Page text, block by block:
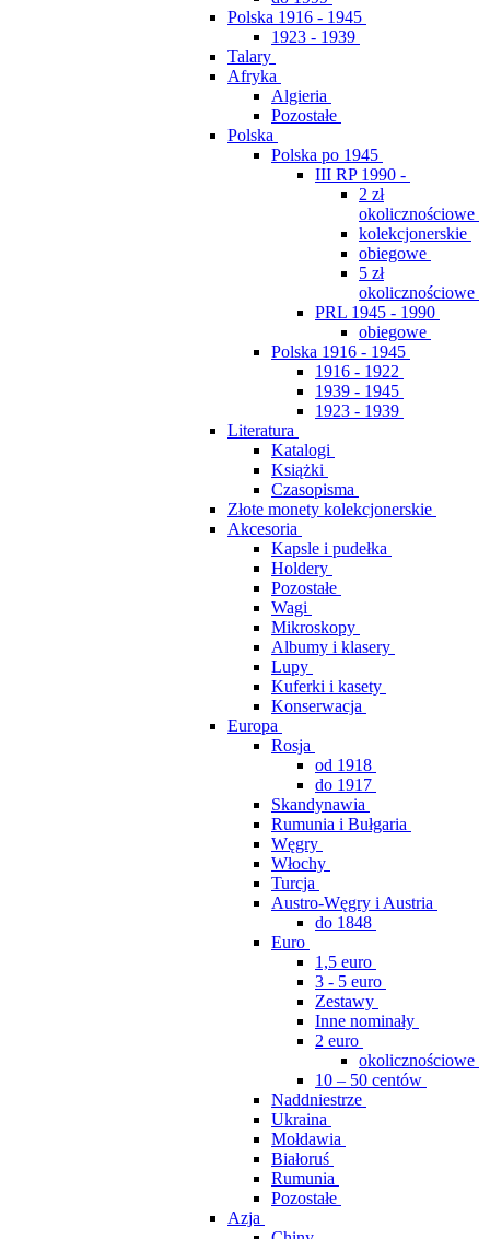
Polska 1916 - 1945
1923 - 1939
Talary
Afryka
Algieria
Pozostałe
Polska
Polska po 1945
III RP 1990 -
2 zł
okolicznościowe
kolekcjonerskie
obiegowe
5 zł
okolicznościowe
PRL 1945 - 1990
obiegowe
Polska 1916 - 1945
1916 - 1922
1939 - 1945
1923 - 1939
Literatura
Katalogi
Książki
Czasopisma
Złote monety kolekcjonerskie
Akcesoria
Kapsle i pudełka
Holdery
Pozostałe
Wagi
Mikroskopy
Albumy i klasery
Lupy
Kuferki i kasety
Konserwacja
Europa
Rosja
od 1918
do 1917
Skandynawia
Rumunia i Bułgaria
Węgry
Włochy
Turcja
Austro-Węgry i Austria
do 1848
Euro
1,5 euro
3 - 5 euro
Zestawy
Inne nominały
2 euro
okolicznościowe
10 – 50 centów
Naddniestrze
Ukraina
Mołdawia
Białoruś
Rumunia
Pozostałe
Azja